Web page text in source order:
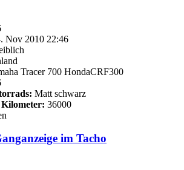
Nov 2010 22:46
Tracer 700 HondaCRF300
Matt schwarz
36000
im Tacho